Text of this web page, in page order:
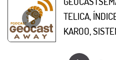
TELICA,
KAROO,